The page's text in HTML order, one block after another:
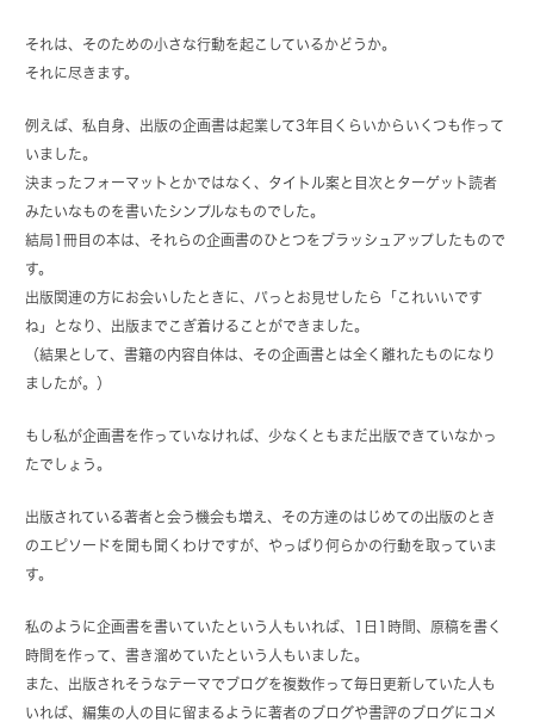
それは、そのための小さな行動を起こしているかどうか。
それに尽きます。
例えば、私自身、出版の企画書は起業して3年目くらいからいくつも作って
いました。
決まったフォーマットとかではなく、タイトル案と目次とターゲット読者
みたいなものを書いたシンプルなものでした。
結局1冊目の本は、それらの企画書のひとつをブラッシュアップしたもので
す。
出版関連の方にお会いしたときに、パっとお見せしたら「これいいです
ね」となり、出版までこぎ着けることができました。
（結果として、書籍の内容自体は、その企画書とは全く離れたものになり
ましたが。）
もし私が企画書を作っていなければ、少なくともまだ出版できていなかっ
たでしょう。
出版されている著者と会う機会も増え、その方達のはじめての出版のとき
のエピソードを聞も聞くわけですが、やっぱり何らかの行動を取っていま
す。
私のように企画書を書いていたという人もいれば、1日1時間、原稿を書く
時間を作って、書き溜めていたという人もいました。
また、出版されそうなテーマでブログを複数作って毎日更新していた人も
いれば、編集の人の目に留まるように著者のブログや書評のブログにコメ